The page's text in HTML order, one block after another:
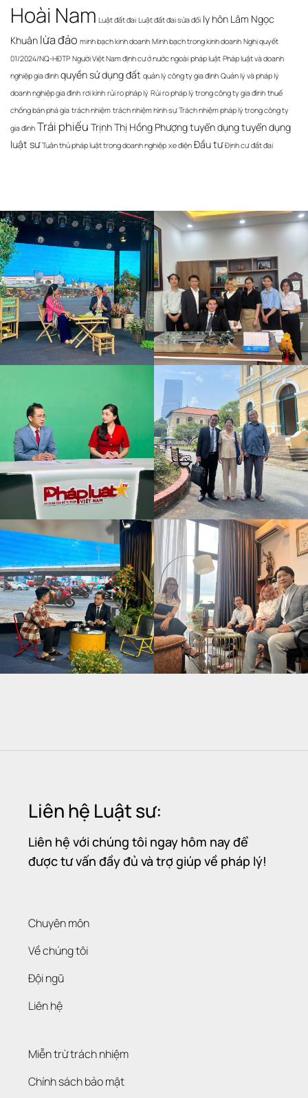
Hoài Nam Luật đất đai Luật đất đai sửa đổi ly hôn Lâm Ngọc
Khuân lừa đảo minh bạch kinh doanh Minh bạch trong kinh doanh Nghị quyết
01/2024/NQ-HĐTP Người Việt Nam định cư ở nước ngoài pháp luật Pháp luật và doanh
nghiệp gia đình quyền sử dụng đất quản lý công ty gia đình Quản lý và pháp lý
doanh nghiệp gia đình rơi kính rủi ro pháp lý Rủi ro pháp lý trong công ty gia đình thuế
chống bán phá gía trách nhiệm trách nhiệm hình sự Trách nhiệm pháp lý trong công ty
gia đình Trái phiếu Trịnh Thị Hồng Phượngtuyển dụngtuyển dụng
luật sư Tuân thủ pháp luật trong doanh nghiệp xe điện Đầu tư Định cư đất đai
Liên hệ Luật sư:
Liên hệ với chúng tôi ngay hôm nay để
được tư vấn đầy đủ và trợ giúp về pháp lý!
Chuyên môn
Về chúng tôi
Đội ngũ
Liên hệ
Miễn trừ trách nhiệm
Chính sách bảo mật